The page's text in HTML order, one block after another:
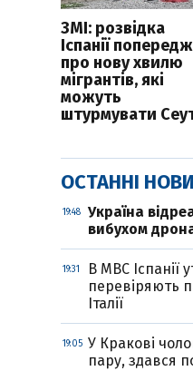
ЗМІ: розвідка
Іспанії
про нову хвилю
мігрантів, які
можуть
штурмувати
ОСТАННІ
19:48
Україна
вибухом
19:31
В МВС Іспанії
перевіряють
Італії
19:05 У Кракові
пару, здався